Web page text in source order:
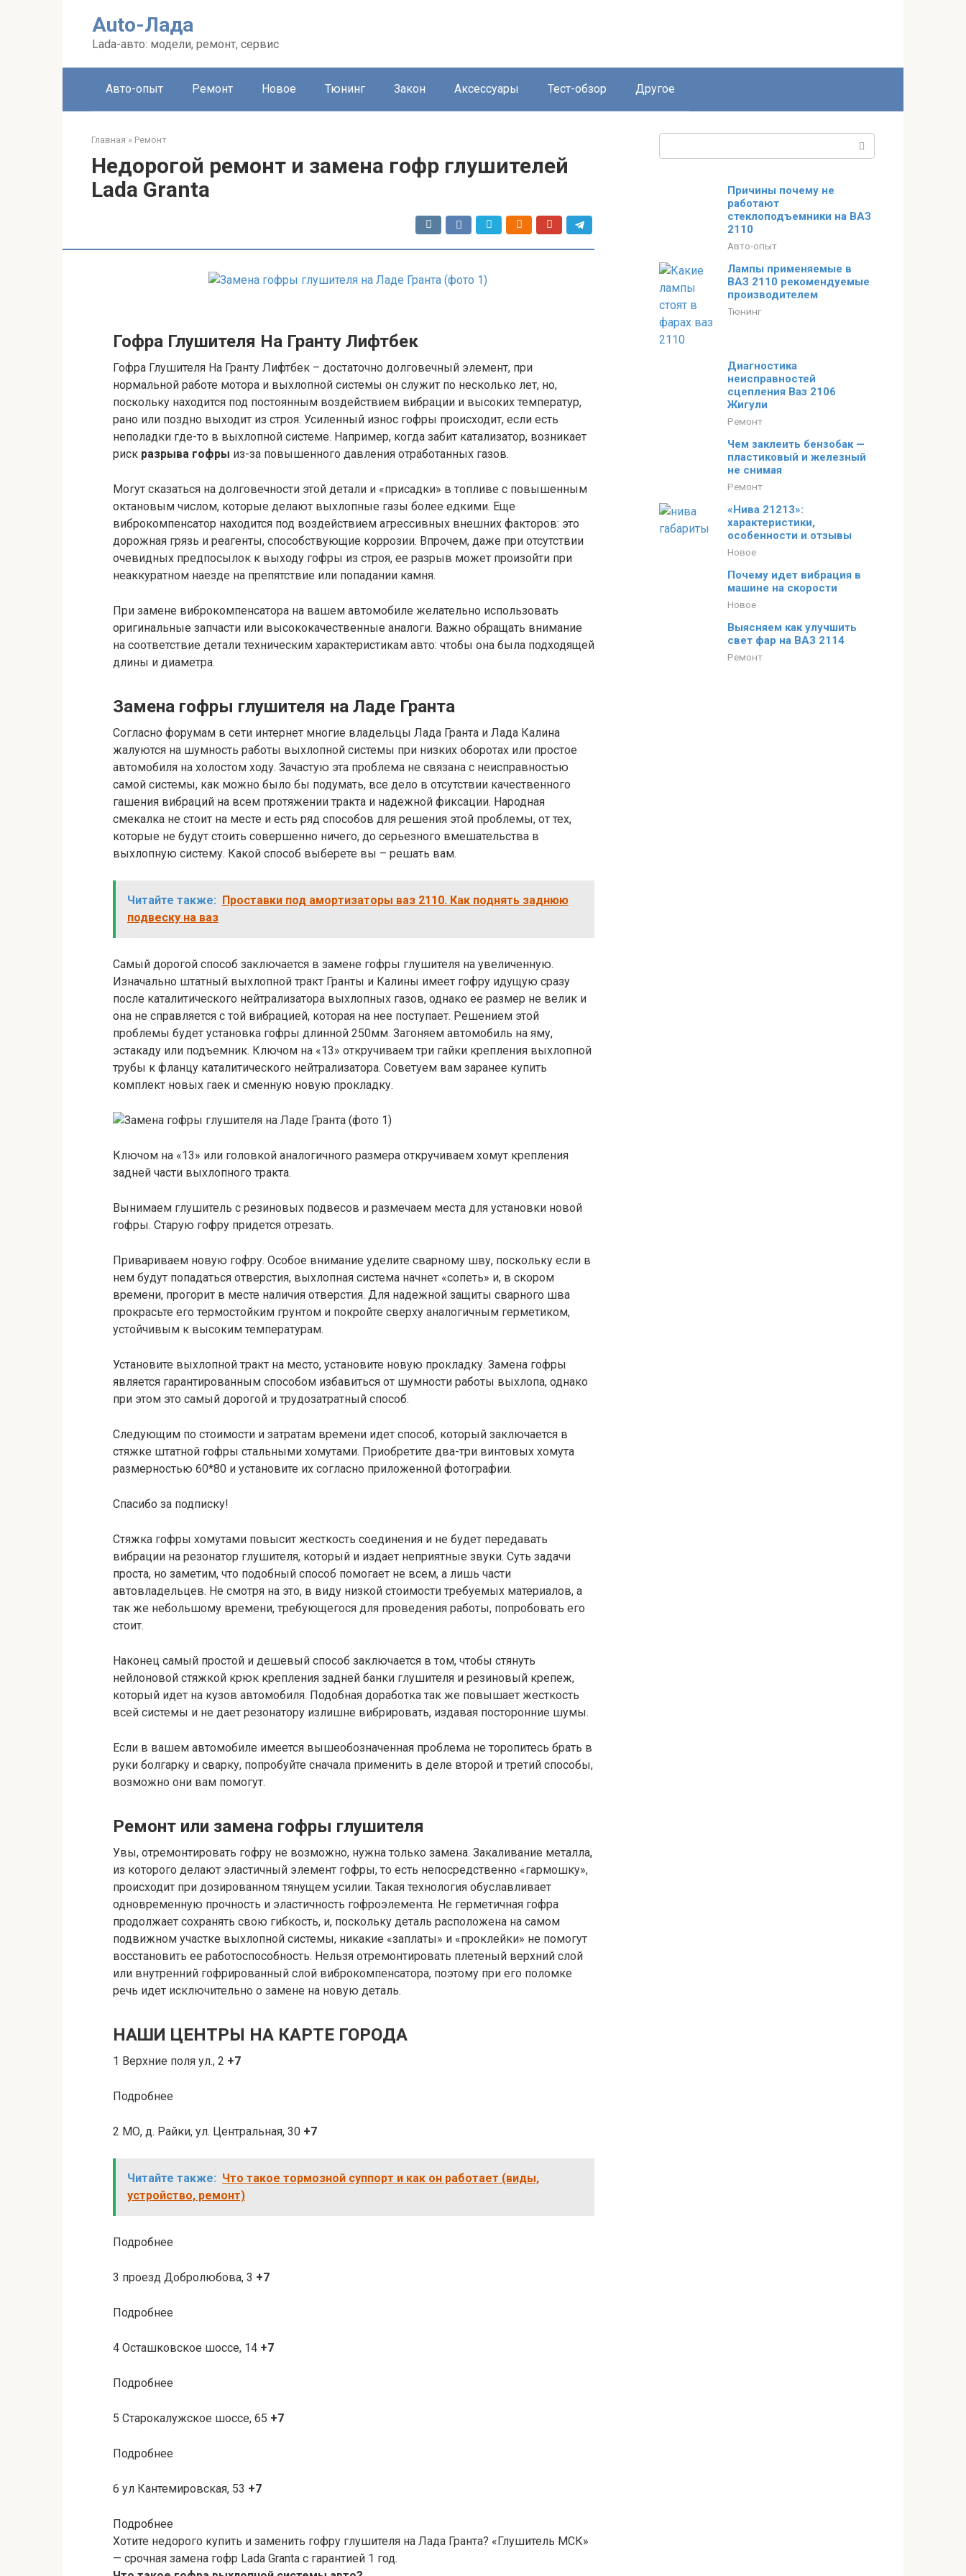
Auto-Лада
Lada-авто: модели, ремонт, сервис
Авто-опыт Ремонт Новое Тюнинг Закон Аксессуары Тест-обзор Другое
Главная » Ремонт
Недорогой ремонт и замена гофр глушителей
Lada Granta
Гофра Глушителя На Гранту Лифтбек
Гофра Глушителя На Гранту Лифтбек – достаточно долговечный элемент, при
нормальной работе мотора и выхлопной системы он служит по несколько лет, но,
поскольку находится под постоянным воздействием вибрации и высоких температур,
рано или поздно выходит из строя. Усиленный износ гофры происходит, если есть
неполадки где-то в выхлопной системе. Например, когда забит катализатор, возникает
риск разрыва гофры из-за повышенного давления отработанных газов.
Могут сказаться на долговечности этой детали и «присадки» в топливе с повышенным
октановым числом, которые делают выхлопные газы более едкими. Еще
виброкомпенсатор находится под воздействием агрессивных внешних факторов: это
дорожная грязь и реагенты, способствующие коррозии. Впрочем, даже при отсутствии
очевидных предпосылок к выходу гофры из строя, ее разрыв может произойти при
неаккуратном наезде на препятствие или попадании камня.
При замене виброкомпенсатора на вашем автомобиле желательно использовать
оригинальные запчасти или высококачественные аналоги. Важно обращать внимание
на соответствие детали техническим характеристикам авто: чтобы она была подходящей
длины и диаметра.
Замена гофры глушителя на Ладе Гранта
Согласно форумам в сети интернет многие владельцы Лада Гранта и Лада Калина
жалуются на шумность работы выхлопной системы при низких оборотах или простое
автомобиля на холостом ходу. Зачастую эта проблема не связана с неисправностью
самой системы, как можно было бы подумать, все дело в отсутствии качественного
гашения вибраций на всем протяжении тракта и надежной фиксации. Народная
смекалка не стоит на месте и есть ряд способов для решения этой проблемы, от тех,
которые не будут стоить совершенно ничего, до серьезного вмешательства в
выхлопную систему. Какой способ выберете вы – решать вам.
Читайте также: Проставки под амортизаторы ваз 2110. Как поднять заднюю
подвеску на ваз
Самый дорогой способ заключается в замене гофры глушителя на увеличенную.
Изначально штатный выхлопной тракт Гранты и Калины имеет гофру идущую сразу
после каталитического нейтрализатора выхлопных газов, однако ее размер не велик и
она не справляется с той вибрацией, которая на нее поступает. Решением этой
проблемы будет установка гофры длинной 250мм. Загоняем автомобиль на яму,
эстакаду или подъемник. Ключом на «13» откручиваем три гайки крепления выхлопной
трубы к фланцу каталитического нейтрализатора. Советуем вам заранее купить
комплект новых гаек и сменную новую прокладку.
Ключом на «13» или головкой аналогичного размера откручиваем хомут крепления
задней части выхлопного тракта.
Вынимаем глушитель с резиновых подвесов и размечаем места для установки новой
гофры. Старую гофру придется отрезать.
Привариваем новую гофру. Особое внимание уделите сварному шву, поскольку если в
нем будут попадаться отверстия, выхлопная система начнет «сопеть» и, в скором
времени, прогорит в месте наличия отверстия. Для надежной защиты сварного шва
прокрасьте его термостойким грунтом и покройте сверху аналогичным герметиком,
устойчивым к высоким температурам.
Установите выхлопной тракт на место, установите новую прокладку. Замена гофры
является гарантированным способом избавиться от шумности работы выхлопа, однако
при этом это самый дорогой и трудозатратный способ.
Следующим по стоимости и затратам времени идет способ, который заключается в
стяжке штатной гофры стальными хомутами. Приобретите два-три винтовых хомута
размерностью 60*80 и установите их согласно приложенной фотографии.
Спасибо за подписку!
Стяжка гофры хомутами повысит жесткость соединения и не будет передавать
вибрации на резонатор глушителя, который и издает неприятные звуки. Суть задачи
проста, но заметим, что подобный способ помогает не всем, а лишь части
автовладельцев. Не смотря на это, в виду низкой стоимости требуемых материалов, а
так же небольшому времени, требующегося для проведения работы, попробовать его
стоит.
Наконец самый простой и дешевый способ заключается в том, чтобы стянуть
нейлоновой стяжкой крюк крепления задней банки глушителя и резиновый крепеж,
который идет на кузов автомобиля. Подобная доработка так же повышает жесткость
всей системы и не дает резонатору излишне вибрировать, издавая посторонние шумы.
Если в вашем автомобиле имеется вышеобозначенная проблема не торопитесь брать в
руки болгарку и сварку, попробуйте сначала применить в деле второй и третий способы,
возможно они вам помогут.
Ремонт или замена гофры глушителя
Увы, отремонтировать гофру не возможно, нужна только замена. Закаливание металла,
из которого делают эластичный элемент гофры, то есть непосредственно «гармошку»,
происходит при дозированном тянущем усилии. Такая технология обуславливает
одновременную прочность и эластичность гофроэлемента. Не герметичная гофра
продолжает сохранять свою гибкость, и, поскольку деталь расположена на самом
подвижном участке выхлопной системы, никакие «заплаты» и «проклейки» не помогут
восстановить ее работоспособность. Нельзя отремонтировать плетеный верхний слой
или внутренний гофрированный слой виброкомпенсатора, поэтому при его поломке
речь идет исключительно о замене на новую деталь.
НАШИ ЦЕНТРЫ НА КАРТЕ ГОРОДА
1 Верхние поля ул., 2 +7
Подробнее
2 МО, д. Райки, ул. Центральная, 30 +7
Читайте также: Что такое тормозной суппорт и как он работает (виды,
устройство, ремонт)
Подробнее
3 проезд Добролюбова, 3 +7
Подробнее
4 Осташковское шоссе, 14 +7
Подробнее
5 Старокалужское шоссе, 65 +7
Подробнее
6 ул Кантемировская, 53 +7
Подробнее
Хотите недорого купить и заменить гофру глушителя на Лада Гранта? «Глушитель МСК»
— срочная замена гофр Lada Granta с гарантией 1 год.
Причины почему не
работают
стеклоподъемники на ВАЗ
2110
Авто-опыт
Лампы применяемые в
ВАЗ 2110 рекомендуемые
производителем
Тюнинг
Диагностика
неисправностей
сцепления Ваз 2106
Жигули
Ремонт
Чем заклеить бензобак —
пластиковый и железный
не снимая
Ремонт
«Нива 21213»:
характеристики,
особенности и отзывы
Новое
Почему идет вибрация в
машине на скорости
Новое
Выясняем как улучшить
свет фар на ВАЗ 2114
Ремонт